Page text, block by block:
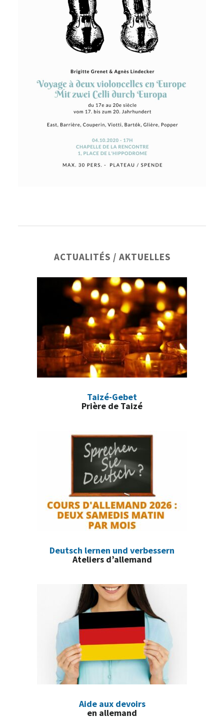
principale
ACTUALITÉS / AKTUELLES
Taizé-Gebet
Prière de Taizé
Deutsch lernen und verbessern
Ateliers d’allemand
Aide aux devoirs
en allemand